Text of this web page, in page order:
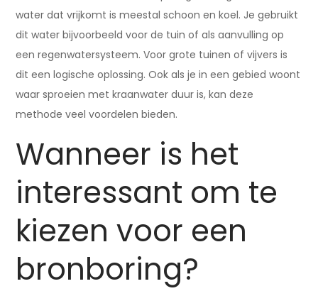
water dat vrijkomt is meestal schoon en koel. Je gebruikt
dit water bijvoorbeeld voor de tuin of als aanvulling op
een regenwatersysteem. Voor grote tuinen of vijvers is
dit een logische oplossing. Ook als je in een gebied woont
waar sproeien met kraanwater duur is, kan deze
methode veel voordelen bieden.
Wanneer is het
interessant om te
kiezen voor een
bronboring?